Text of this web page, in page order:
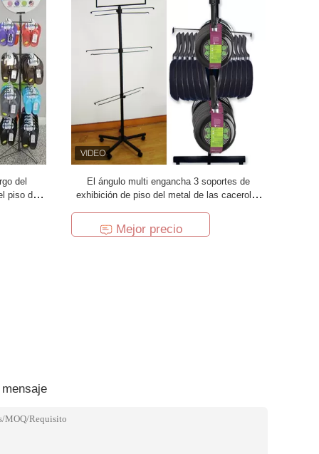
del
piso del
El ángulo multi engancha 3 soportes de
exhibición de piso del metal de las cacerolas
Mejor precio